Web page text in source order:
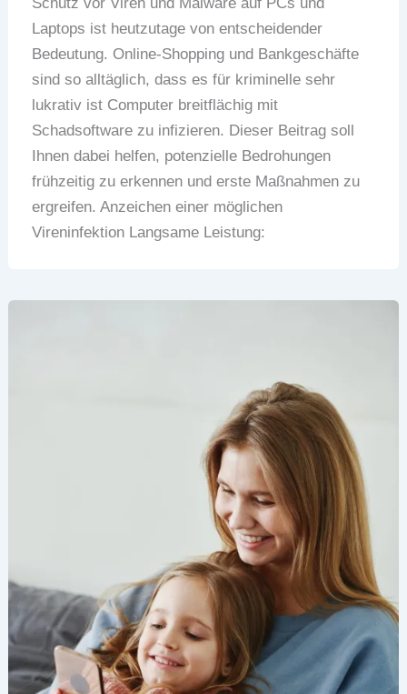
Laptops ist heutzutage von entscheidender
Bedeutung. Online-Shopping und Bankgeschäfte
sind so alltäglich, dass es für kriminelle sehr
lukrativ ist Computer breitflächig mit
Schadsoftware zu infizieren. Dieser Beitrag soll
Ihnen dabei helfen, potenzielle Bedrohungen
frühzeitig zu erkennen und erste Maßnahmen zu
ergreifen. Anzeichen einer möglichen
Vireninfektion Langsame Leistung: